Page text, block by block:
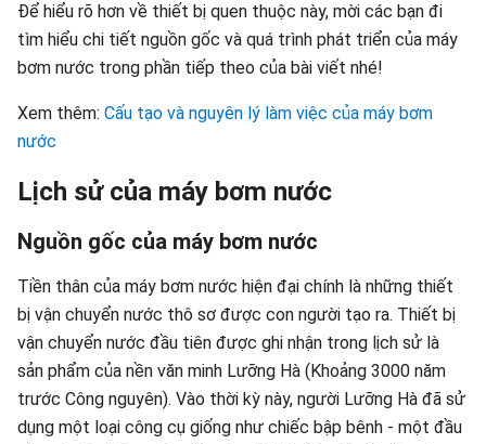
Để hiểu rõ hơn về thiết bị quen thuộc này, mời các bạn đi
tìm hiểu chi tiết nguồn gốc và quá trình phát triển của máy
bơm nước trong phần tiếp theo của bài viết nhé!
Xem thêm: Cấu tạo và nguyên lý làm việc của máy bơm
nước
Lịch sử của máy bơm nước
Nguồn gốc của máy bơm nước
Tiền thân của máy bơm nước hiện đại chính là những thiết
bị vận chuyển nước thô sơ được con người tạo ra. Thiết bị
vận chuyển nước đầu tiên được ghi nhận trong lịch sử là
sản phẩm của nền văn minh Lưỡng Hà (Khoảng 3000 năm
trước Công nguyên). Vào thời kỳ này, người Lưỡng Hà đã sử
dụng một loại công cụ giống như chiếc bập bênh - một đầu